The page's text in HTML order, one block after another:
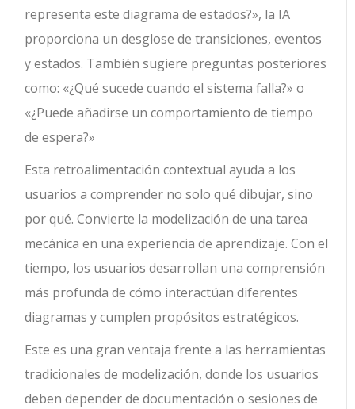
representa este diagrama de estados?», la IA
proporciona un desglose de transiciones, eventos
y estados. También sugiere preguntas posteriores
como: «¿Qué sucede cuando el sistema falla?» o
«¿Puede añadirse un comportamiento de tiempo
de espera?»
Esta retroalimentación contextual ayuda a los
usuarios a comprender no solo qué dibujar, sino
por qué. Convierte la modelización de una tarea
mecánica en una experiencia de aprendizaje. Con el
tiempo, los usuarios desarrollan una comprensión
más profunda de cómo interactúan diferentes
diagramas y cumplen propósitos estratégicos.
Este es una gran ventaja frente a las herramientas
tradicionales de modelización, donde los usuarios
deben depender de documentación o sesiones de